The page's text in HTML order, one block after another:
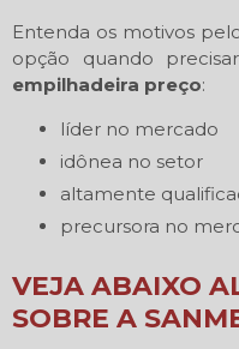
Entenda os motivos
opção quando
empilhadeira preço:
líder no mercado
idônea no setor
altamente
precursora no
VEJA ABAIXO
SOBRE A